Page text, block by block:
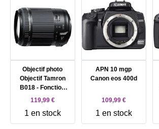
Objectif photo
Objectif Tamron
B018 - Fonction
Zoom - 18 mm -
Di II VC - Nikon F
119,99 €
1 en stock
APN 10 mgp
Canon eos 400d
109,99 €
1 en stock